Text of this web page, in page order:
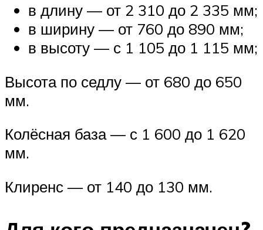
в длину — от 2 310 до 2 335 мм;
в ширину — от 760 до 890 мм;
в высоту — с 1 105 до 1 115 мм;
Высота по седлу — от 680 до 650
мм.
Колёсная база — с 1 600 до 1 620
мм.
Клиренс — от 140 до 130 мм.